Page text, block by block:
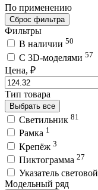
По применению
Сброс фильтра
Фильтры
В наличии 50
C 3D-моделями 57
Цена, ₽
Тип товара
Выбрать все
Светильник 81
Рамка 1
Крепёж 3
Пиктограмма 27
Указатель световой
Модельный ряд